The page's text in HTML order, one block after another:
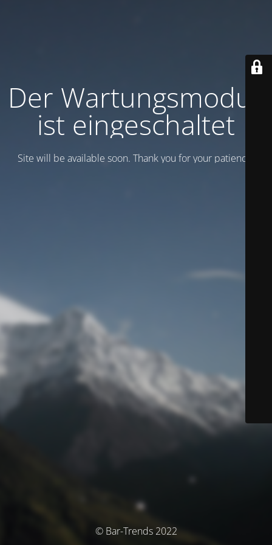
Der Wartungsmodus
ist eingeschaltet
Site will be available soon. Thank you for your patience!
© Bar-Trends 2022